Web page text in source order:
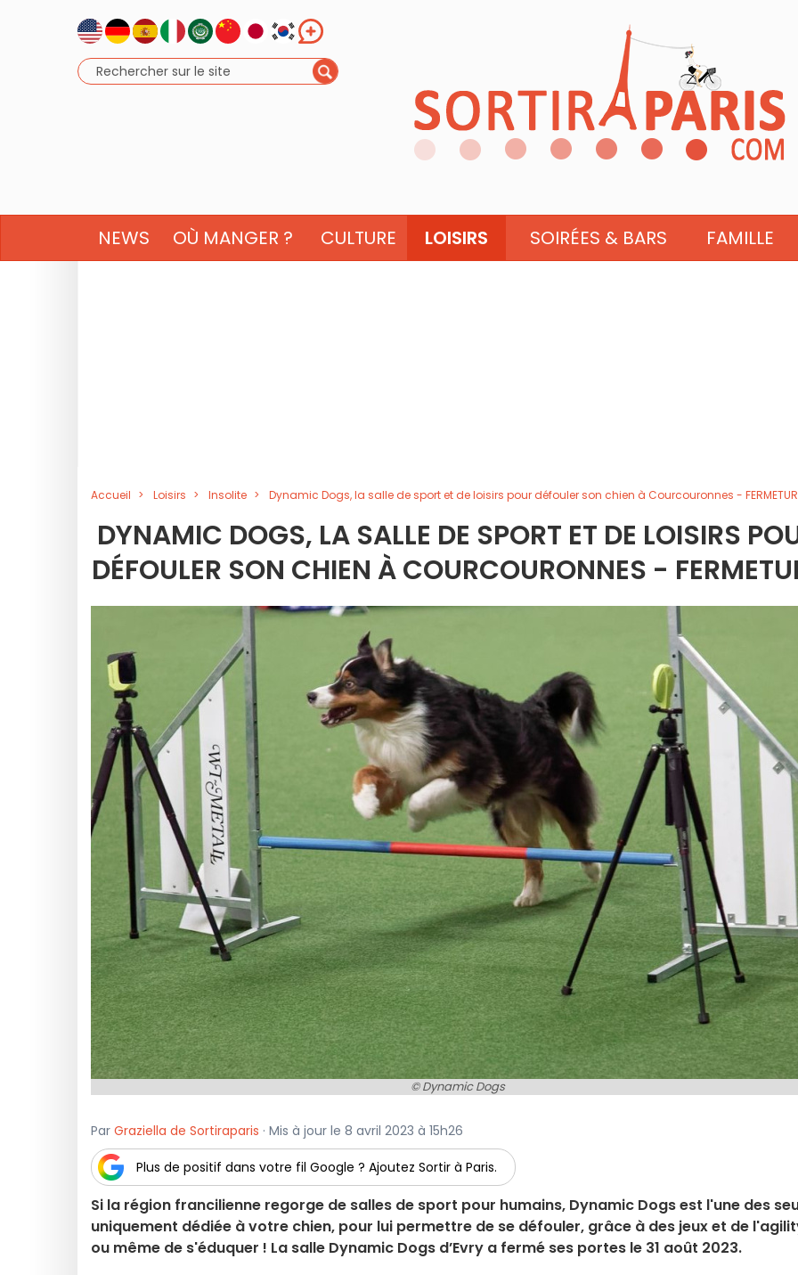
NEWS OÙ MANGER ? CULTURE LOISIRS SOIRÉES & BARS FAMILLE
Accueil Loisirs Insolite Dynamic Dogs, la salle de sport et de loisirs pour défouler son chien à Courcouronnes -
DYNAMIC DOGS, LA SALLE DE SPORT ET DE LOISIRS
DÉFOULER SON CHIEN À COURCOURONNES -
© Dynamic Dogs
Par Graziella de Sortiraparis · Mis à jour le 8 avril 2023 à 15h26
Plus de positif dans votre fil Google ? Ajoutez Sortir à Paris.
Si la région francilienne regorge de salles de sport pour humains, Dynamic Dogs est l'une des
uniquement dédiée à votre chien, pour lui permettre de se défouler, grâce à des jeux et de
ou même de s'éduquer ! La salle Dynamic Dogs d’Evry a fermé ses portes le 31 août 2023.